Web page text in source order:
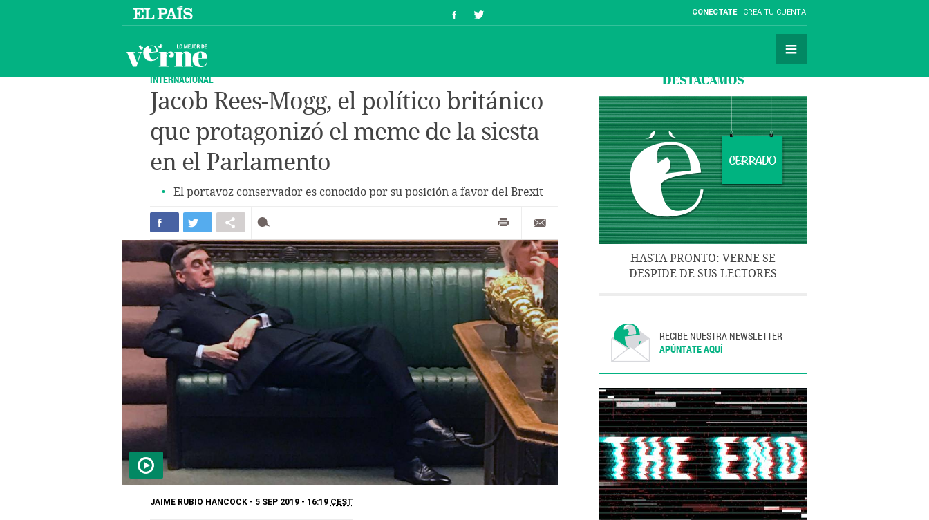
CONÉCTATE CREA TU CUENTA
INTERNACIONAL
Jacob Rees-Mogg, el político británico
que protagonizó el meme de la siesta
en el Parlamento
El portavoz conservador es conocido por su posición a favor del Brexit
JAIME RUBIO HANCOCK 5 SEP 2019 - 16:19 CEST
DESTACAMOS
HASTA PRONTO: VERNE SE
DESPIDE DE SUS LECTORES
RECIBE NUESTRA NEWSLETTER
APÚNTATE AQUÍ